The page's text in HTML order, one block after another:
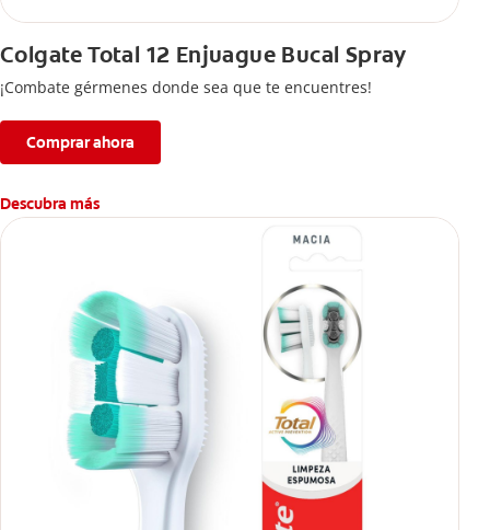
Colgate Total 12 Enjuague Bucal Spray
¡Combate gérmenes donde sea que te encuentres!
Comprar ahora
Descubra más